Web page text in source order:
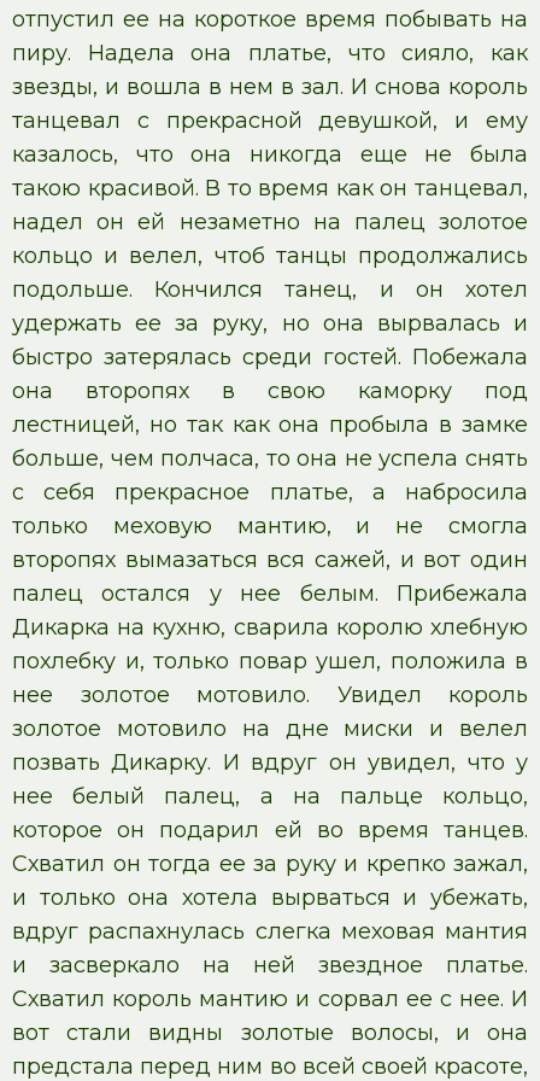
отпустил ее на короткое время побывать на
пиру. Надела она платье, что сияло, как
звезды, и вошла в нем в зал. И снова король
танцевал с прекрасной девушкой, и ему
казалось, что она никогда еще не была
такою красивой. В то время как он танцевал,
надел он ей незаметно на палец золотое
кольцо и велел, чтоб танцы продолжались
подольше. Кончился танец, и он хотел
удержать ее за руку, но она вырвалась и
быстро затерялась среди гостей. Побежала
она второпях в свою каморку под
лестницей, но так как она пробыла в замке
больше, чем полчаса, то она не успела снять
с себя прекрасное платье, а набросила
только меховую мантию, и не смогла
второпях вымазаться вся сажей, и вот один
палец остался у нее белым. Прибежала
Дикарка на кухню, сварила королю хлебную
похлебку и, только повар ушел, положила в
нее золотое мотовило. Увидел король
золотое мотовило на дне миски и велел
позвать Дикарку. И вдруг он увидел, что у
нее белый палец, а на пальце кольцо,
которое он подарил ей во время танцев.
Схватил он тогда ее за руку и крепко зажал,
и только она хотела вырваться и убежать,
вдруг распахнулась слегка меховая мантия
и засверкало на ней звездное платье.
Схватил король мантию и сорвал ее с нее. И
вот стали видны золотые волосы, и она
предстала перед ним во всей своей красоте,